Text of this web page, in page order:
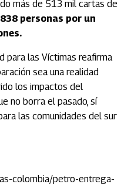
más de 513 mil cartas de
personas por un
para las Víctimas reafirma
sea una realidad
los impactos del
no borra el pasado, sí
las comunidades del sur
colombia/petro-entrega-